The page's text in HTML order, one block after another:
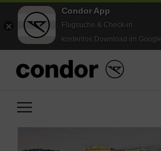
Condor App
Flugsuche & Check-in
kostenlos Download im